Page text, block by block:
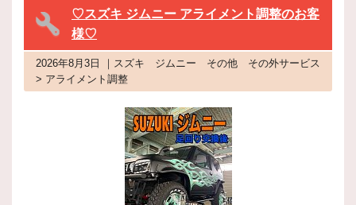
♡スズキ ジムニー アライメント調整のお客
様♡
2026年8月3日 ｜スズキ ジムニー その他 その外サービス
> アライメント調整